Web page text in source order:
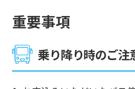
重要事項
乗り降り時のご注
of